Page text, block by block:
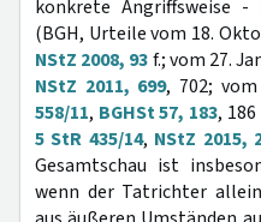
konkrete Angriffsweise
(BGH, Urteile vom 18.
NStZ 2008, 93f.; vom 27.
NStZ 2011, 699, 702;
558/11, BGHSt 57, 183,
5 StR 435/14, NStZ 2015,
Gesamtschau ist
wenn der Tatrichter